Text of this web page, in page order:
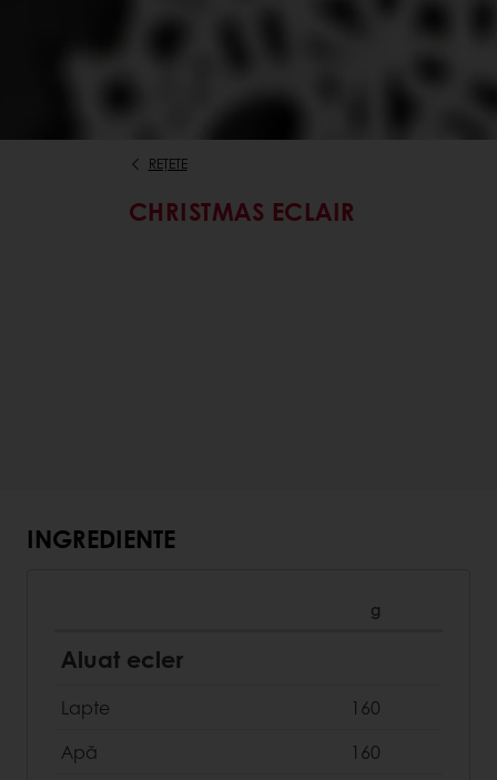
REȚETE
CHRISTMAS ECLAIR
INGREDIENTE
g
Aluat ecler
Lapte
160
Apă
160